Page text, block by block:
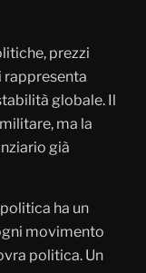
prezzi
globale. Il
ma la
già
ha un
movimento
politica. Un